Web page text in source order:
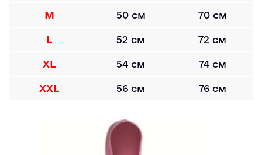
M 50 см 70 см
L 52 см 72 см
XL 54 см 74 см
XXL 56 см 76 см